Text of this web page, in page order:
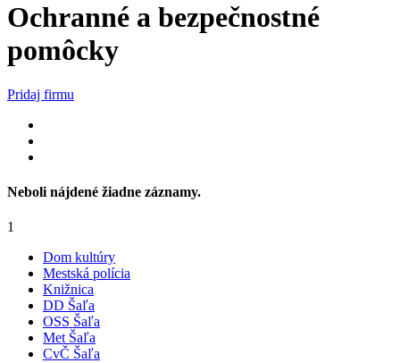
Ochranné a bezpečnostné
pomôcky
Pridaj firmu
Neboli nájdené žiadne záznamy.
1
Dom kultúry
Mestská polícia
Knižnica
DD Šaľa
OSS Šaľa
Met Šaľa
CvČ Šaľa